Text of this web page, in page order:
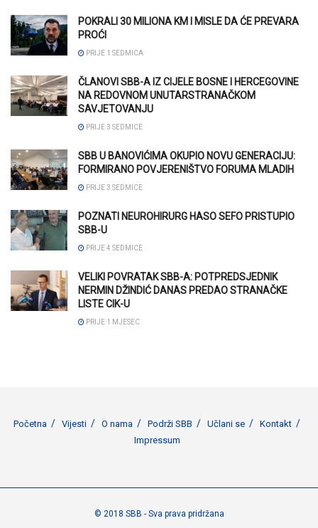
POKRALI 30 MILIONA KM I MISLE DA ĆE PREVARA
PROĆI
PRIJE 1 SEDMICA
ČLANOVI SBB-A IZ CIJELE BOSNE I HERCEGOVINE
NA REDOVNOM UNUTARSTRANAČKOM
SAVJETOVANJU
PRIJE 3 SEDMICE
SBB U BANOVIĆIMA OKUPIO NOVU GENERACIJU:
FORMIRANO POVJERENIŠTVO FORUMA MLADIH
PRIJE 3 SEDMICE
POZNATI NEUROHIRURG HASO SEFO PRISTUPIO
SBB-U
PRIJE 4 SEDMICE
VELIKI POVRATAK SBB-A: POTPREDSJEDNIK
NERMIN DŽINDIĆ DANAS PREDAO STRANAČKE
LISTE CIK-U
PRIJE 1 MJESEC
Početna Vijesti O nama Podrži SBB Učlani se
Kontakt
Impressum
© 2018 SBB - Sva prava pridržana